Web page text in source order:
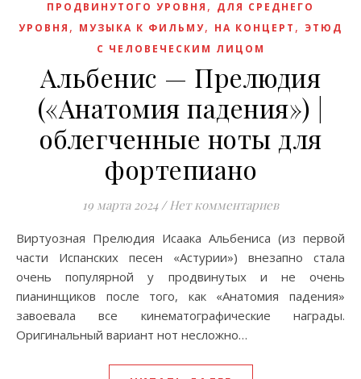
ПРОДВИНУТОГО УРОВНЯ , ДЛЯ СРЕДНЕГО
УРОВНЯ , МУЗЫКА К ФИЛЬМУ, НА КОНЦЕРТ , ЭТЮД
С ЧЕЛОВЕЧЕСКИМ ЛИЦОМ
Альбенис — Прелюдия
(«Анатомия падения») |
облегченные ноты для
фортепиано
19 марта 2024 / Нет комментариев
Виртуозная Прелюдия Исаака Альбениса (из первой
части Испанских песен «Астурии») внезапно стала
очень популярной у продвинутых и не очень
пианинщиков после того, как «Анатомия падения»
завоевала все кинематографические награды.
Оригинальный вариант нот несложно…